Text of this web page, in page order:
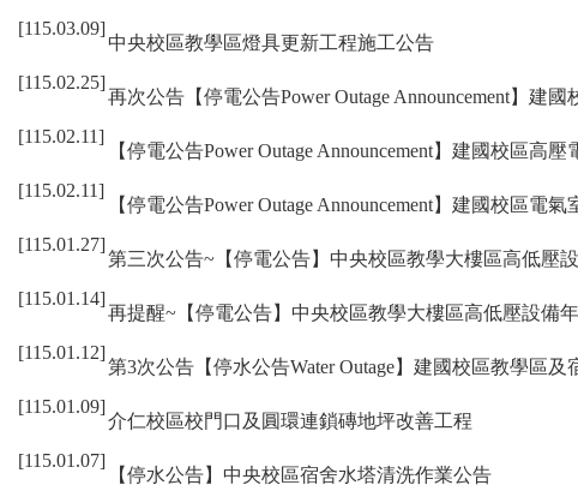
[115.03.09]
中央校區教學區燈具更新工程施工公告
[115.02.25]
再次公告【停電公告Power Outage Announcement】建
[115.02.11]
【停電公告Power Outage Announcement】建國校區高
[115.02.11]
【停電公告Power Outage Announcement】建國校區電
[115.01.27]
第三次公告~【停電公告】中央校區教學大樓區高低壓
[115.01.14]
再提醒~【停電公告】中央校區教學大樓區高低壓設備
[115.01.12]
第3次公告【停水公告Water Outage】建國校區教學區
[115.01.09]
介仁校區校門口及圓環連鎖磚地坪改善工程
[115.01.07]
【停水公告】中央校區宿舍水塔清洗作業公告